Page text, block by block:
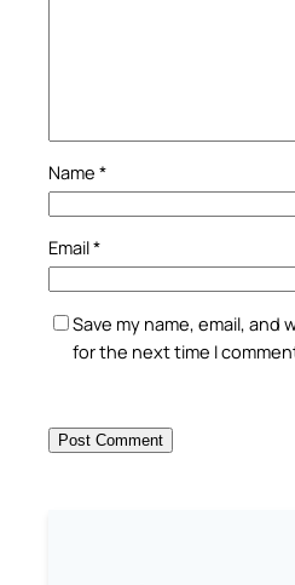
Name *
Email*
Save my name, email,
for the next time I